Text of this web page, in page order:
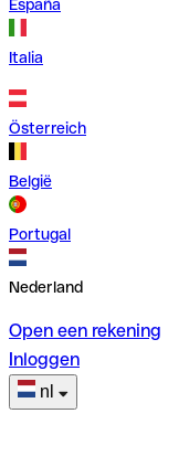
España
Italia
Österreich
België
Portugal
Nederland
Open een rekening
Inloggen
nl